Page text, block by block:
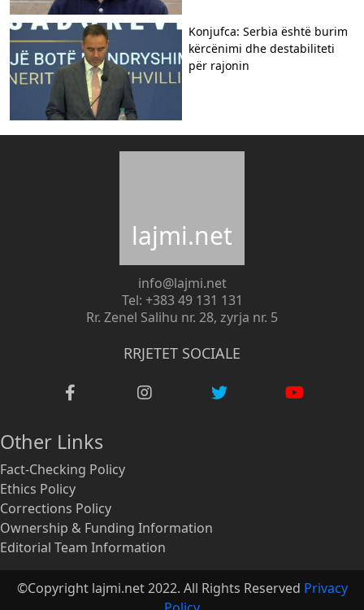
Konjufca: Serbia është burim
kërcënimi dhe destabiliteti
për rajonin
lajmi.net
info@lajmi.net
Tel: +383 49 131 131
Rr. Zenel Salihu nr. 28, zyrja nr. 5
RRJETET SOCIALE
Other Links
Fact-Checking Policy
Ethics Policy
Corrections Policy
Ownership & Funding Information
Editorial Team Information
©Copyright lajmi.net 2022. All Rights Reserved Privacy